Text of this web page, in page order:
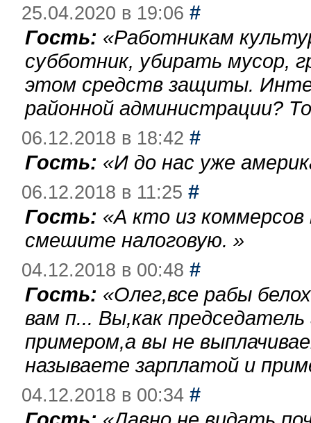
25.04.2020 в 19:06 #
Гость: «Работникам
субботник, убирать мусор,
этом средств защиты.
районной администрации?
06.12.2018 в 18:42 #
Гость: «И до нас уже
06.12.2018 в 11:25 #
Гость: «А кто из
смешите налоговую. »
04.12.2018 в 00:48 #
Гость: «Олег,все рабы
вам п... Вы,как
примером,а вы не
называете зарплатой и
04.12.2018 в 00:34 #